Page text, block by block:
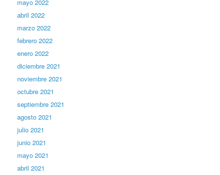
mayo 2022
abril 2022
marzo 2022
febrero 2022
enero 2022
diciembre 2021
noviembre 2021
octubre 2021
septiembre 2021
agosto 2021
julio 2021
junio 2021
mayo 2021
abril 2021